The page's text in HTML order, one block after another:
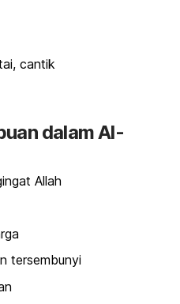
cantik
dalam Al-
Allah
tersembunyi